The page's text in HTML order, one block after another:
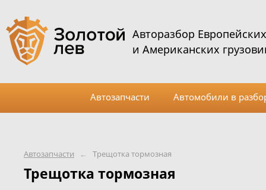
Автозапчасти ← Трещотка тормозная
Трещотка тормозная
Авторазбор Европейских
и Американских
Автозапчасти Автомобили в